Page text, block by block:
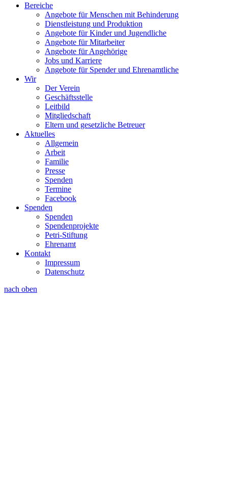
Bereiche
Angebote für Menschen mit Behinderung
Dienstleistung und Produktion
Angebote für Kinder und Jugendliche
Angebote für Mitarbeiter
Angebote für Angehörige
Jobs und Karriere
Angebote für Spender und Ehrenamtliche
Wir
Der Verein
Geschäftsstelle
Leitbild
Mitgliedschaft
Eltern und gesetzliche Betreuer
Aktuelles
Allgemein
Arbeit
Familie
Presse
Spenden
Termine
Facebook
Spenden
Spenden
Spendenprojekte
Petri-Stiftung
Ehrenamt
Kontakt
Impressum
Datenschutz
nach oben